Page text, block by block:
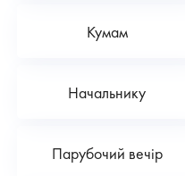
Кумам
Начальнику
Парубочий вечір